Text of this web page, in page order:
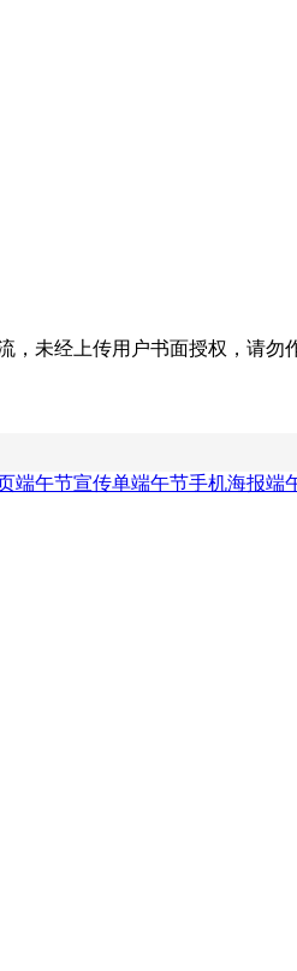
经上传用户书面授权，请勿
端午节宣传单端午节手机海报端